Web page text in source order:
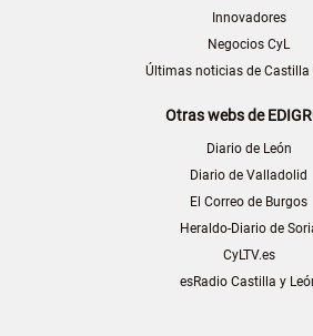
Innovadores
Negocios CyL
Últimas noticias de Castilla
Otras webs de
Diario de León
Diario de Valladolid
El Correo de Burgos
Heraldo-Diario de
CyLTV.es
esRadio Castilla y